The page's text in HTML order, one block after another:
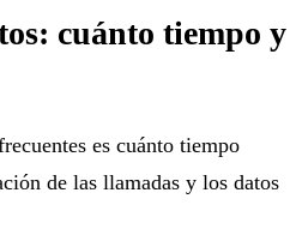
cuánto tiempo y
es cuánto tiempo
de las llamadas y los datos